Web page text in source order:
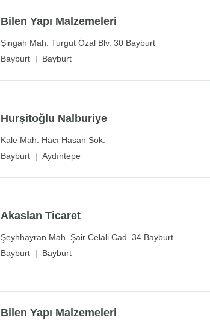
Bilen Yapı Malzemeleri
Şingah Mah. Turgut Özal Blv. 30 Bayburt
Bayburt | Bayburt
Hurşitoğlu Nalburiye
Kale Mah. Hacı Hasan Sok.
Bayburt | Aydıntepe
Akaslan Ticaret
Şeyhhayran Mah. Şair Celali Cad. 34 Bayburt
Bayburt | Bayburt
Bilen Yapı Malzemeleri